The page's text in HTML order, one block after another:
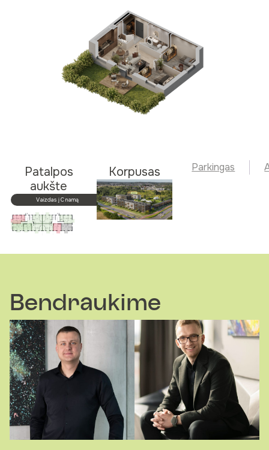
Patalpos
aukšte
Vaizdas į C namą
Korpusas Parkingas
Bendraukime